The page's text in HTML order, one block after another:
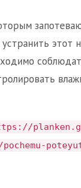
этот